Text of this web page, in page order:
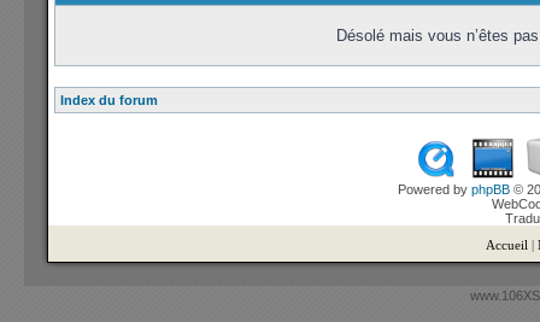
Désolé mais vous n’êtes
Index du forum
Powered by phpBB ©
Accueil |